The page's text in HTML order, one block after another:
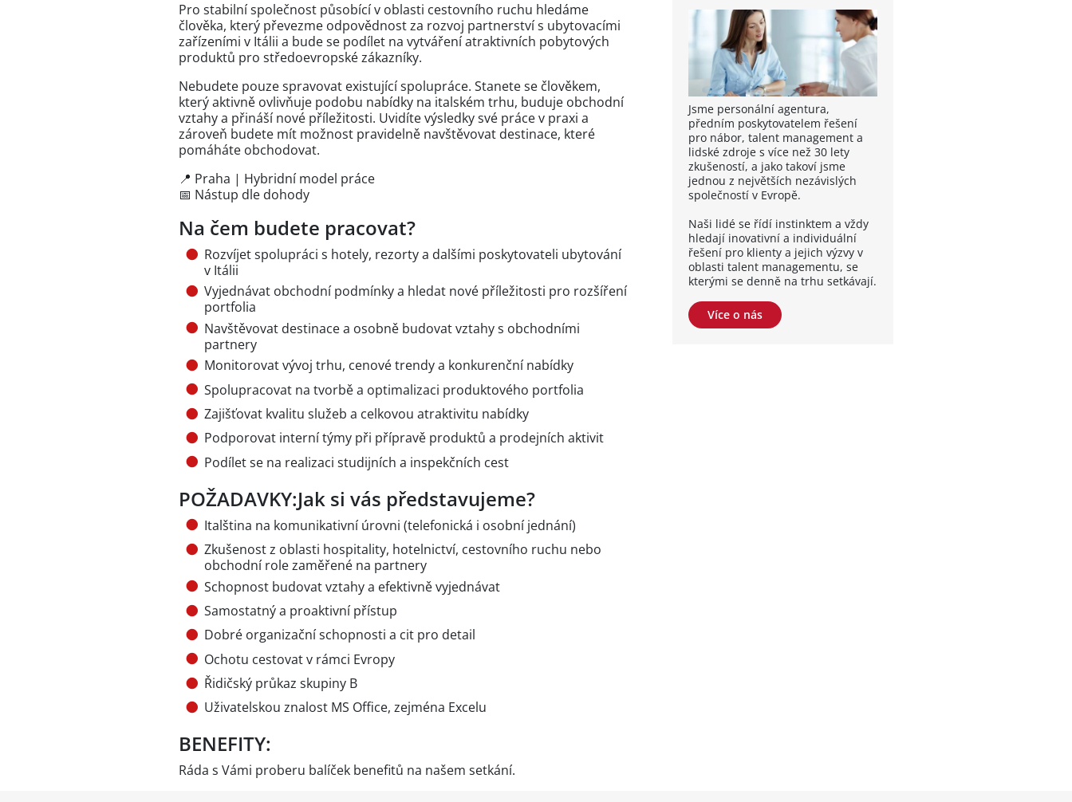
Jsme personální agentura,
předním poskytovatelem řešení
pro nábor, talent management a
lidské zdroje s více než 30 lety
zkušeností, a jako takoví jsme
jednou z největších nezávislých
společností v Evropě.
Naši lidé se řídí instinktem a vždy
hledají inovativní a individuální
řešení pro klienty a jejich výzvy v
oblasti talent managementu, se
kterými se denně na trhu setkávají.
Více o nás
Pro stabilní společnost působící v oblasti cestovního ruchu hledáme
člověka, který převezme odpovědnost za rozvoj partnerství s ubytovacími
zařízeními v Itálii a bude se podílet na vytváření atraktivních pobytových
produktů pro středoevropské zákazníky.
Nebudete pouze spravovat existující spolupráce. Stanete se člověkem,
který aktivně ovlivňuje podobu nabídky na italském trhu, buduje obchodní
vztahy a přináší nové příležitosti. Uvidíte výsledky své práce v praxi a
zároveň budete mít možnost pravidelně navštěvovat destinace, které
pomáháte obchodovat.
📍 Praha | Hybridní model práce
📅 Nástup dle dohody
Na čem budete pracovat?
Rozvíjet spolupráci s hotely, rezorty a dalšími poskytovateli ubytování
v Itálii
Vyjednávat obchodní podmínky a hledat nové příležitosti pro rozšíření
portfolia
Navštěvovat destinace a osobně budovat vztahy s obchodními
partnery
Monitorovat vývoj trhu, cenové trendy a konkurenční nabídky
Spolupracovat na tvorbě a optimalizaci produktového portfolia
Zajišťovat kvalitu služeb a celkovou atraktivitu nabídky
Podporovat interní týmy při přípravě produktů a prodejních aktivit
Podílet se na realizaci studijních a inspekčních cest
POŽADAVKY:Jak si vás představujeme?
Italština na komunikativní úrovni (telefonická i osobní jednání)
Zkušenost z oblasti hospitality, hotelnictví, cestovního ruchu nebo
obchodní role zaměřené na partnery
Schopnost budovat vztahy a efektivně vyjednávat
Samostatný a proaktivní přístup
Dobré organizační schopnosti a cit pro detail
Ochotu cestovat v rámci Evropy
Řidičský průkaz skupiny B
Uživatelskou znalost MS Office, zejména Excelu
BENEFITY:
Ráda s Vámi proberu balíček benefitů na našem setkání.